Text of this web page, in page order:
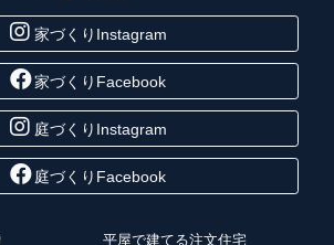
家づくりInstagram
家づくりFacebook
庭づくりInstagram
庭づくりFacebook
平屋で建てる注文住宅